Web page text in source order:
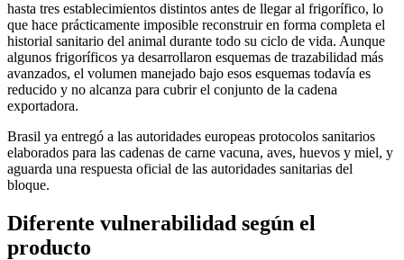
hasta tres establecimientos distintos antes de llegar al frigorífico, lo
que hace prácticamente imposible reconstruir en forma completa el
historial sanitario del animal durante todo su ciclo de vida. Aunque
algunos frigoríficos ya desarrollaron esquemas de trazabilidad más
avanzados, el volumen manejado bajo esos esquemas todavía es
reducido y no alcanza para cubrir el conjunto de la cadena
exportadora.
Brasil ya entregó a las autoridades europeas protocolos sanitarios
elaborados para las cadenas de carne vacuna, aves, huevos y miel, y
aguarda una respuesta oficial de las autoridades sanitarias del
bloque.
Diferente vulnerabilidad según el
producto